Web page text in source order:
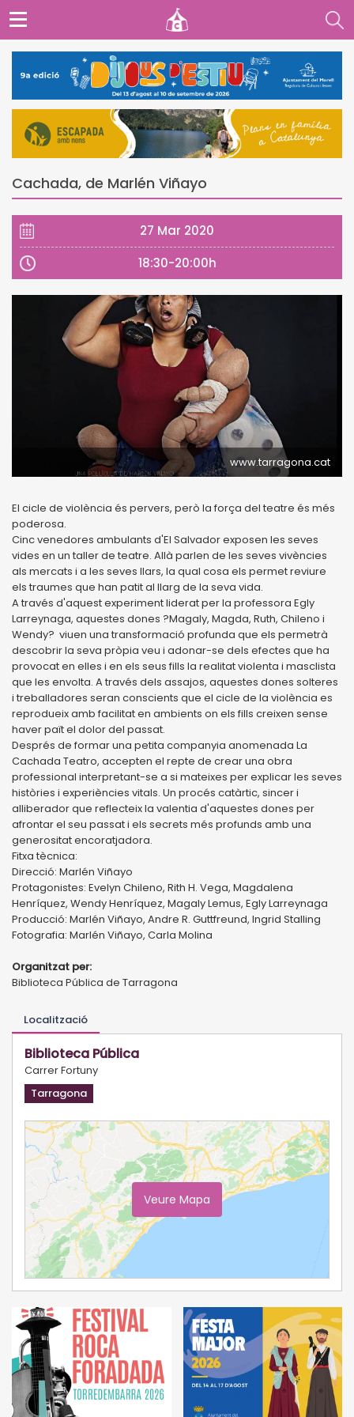
Cachada, de Marlén Viñayo
27 Mar 2020
18:30-20:00h
www.tarragona.cat
El cicle de violència és pervers, però la força del teatre és més
poderosa.
Cinc venedores ambulants d'El Salvador exposen les seves
vides en un taller de teatre. Allà parlen de les seves vivències
als mercats i a les seves llars, la qual cosa els permet reviure
els traumes que han patit al llarg de la seva vida.
A través d'aquest experiment liderat per la professora Egly
Larreynaga, aquestes dones ?Magaly, Magda, Ruth, Chileno i
Wendy? viuen una transformació profunda que els permetrà
descobrir la seva pròpia veu i adonar-se dels efectes que ha
provocat en elles i en els seus fills la realitat violenta i masclista
que les envolta. A través dels assajos, aquestes dones solteres
i treballadores seran conscients que el cicle de la violència es
reprodueix amb facilitat en ambients on els fills creixen sense
haver paït el dolor del passat.
Després de formar una petita companyia anomenada La
Cachada Teatro, accepten el repte de crear una obra
professional interpretant-se a si mateixes per explicar les seves
històries i experiències vitals. Un procés catàrtic, sincer i
alliberador que reflecteix la valentia d'aquestes dones per
afrontar el seu passat i els secrets més profunds amb una
generositat encoratjadora.
Fitxa tècnica:
Direcció: Marlén Viñayo
Protagonistes: Evelyn Chileno, Rith H. Vega, Magdalena
Henríquez, Wendy Henríquez, Magaly Lemus, Egly Larreynaga
Producció: Marlén Viñayo, Andre R. Guttfreund, Ingrid Stalling
Fotografia: Marlén Viñayo, Carla Molina
Organitzat per:
Biblioteca Pública de Tarragona
Localització
Biblioteca Pública
Carrer Fortuny
Tarragona
Veure Mapa